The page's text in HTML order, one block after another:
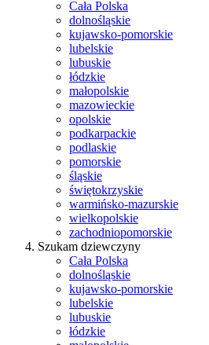
Cała Polska
dolnośląskie
kujawsko-pomorskie
lubelskie
lubuskie
łódzkie
małopolskie
mazowieckie
opolskie
podkarpackie
podlaskie
pomorskie
śląskie
świętokrzyskie
warmińsko-mazurskie
wielkopolskie
zachodniopomorskie
Szukam dziewczyny
Cała Polska
dolnośląskie
kujawsko-pomorskie
lubelskie
lubuskie
łódzkie